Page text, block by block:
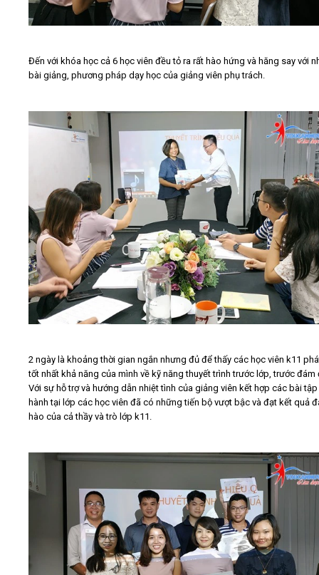
Đến với khóa học cả 6 học viên đều tỏ ra rất hào hứng và hăng say với
bài giảng, phương pháp dạy học của giảng viên phụ trách.
2 ngày là khoảng thời gian ngắn nhưng đủ để thấy các học viên k11
tốt nhất khả năng của mình về kỹ năng thuyết trình trước lớp, trước đám
Với sự hỗ trợ và hướng dẫn nhiệt tình của giảng viên kết hợp các bài
hành tại lớp các học viên đã có những tiến bộ vượt bậc và đạt kết quả
hào của cả thầy và trò lớp k11.